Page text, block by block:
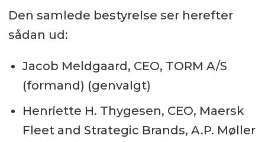
Den samlede bestyrelse ser herefter
sådan ud:
Jacob Meldgaard, CEO, TORM A/S
(formand) (genvalgt)
Henriette H. Thygesen, CEO, Maersk
Fleet and Strategic Brands, A.P. Møller